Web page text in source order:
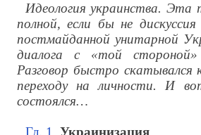
Идеология украинства.
полной, если бы не
постмайданной унитарной
диалога с «той стороной»
Разговор быстро скатывался
переходу на личности. И
состоялся…